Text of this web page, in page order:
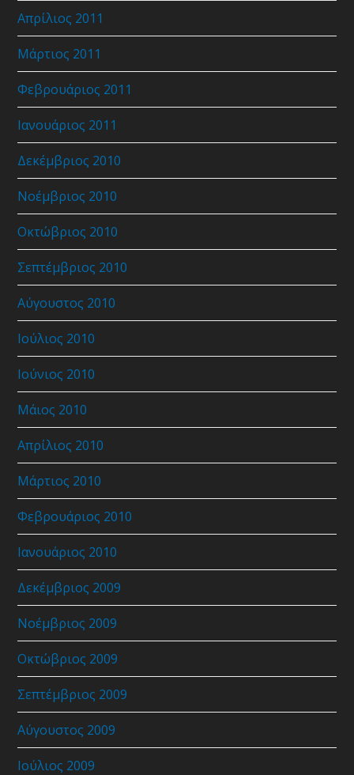
Απρίλιος 2011
Μάρτιος 2011
Φεβρουάριος 2011
Ιανουάριος 2011
Δεκέμβριος 2010
Νοέμβριος 2010
Οκτώβριος 2010
Σεπτέμβριος 2010
Αύγουστος 2010
Ιούλιος 2010
Ιούνιος 2010
Μάιος 2010
Απρίλιος 2010
Μάρτιος 2010
Φεβρουάριος 2010
Ιανουάριος 2010
Δεκέμβριος 2009
Νοέμβριος 2009
Οκτώβριος 2009
Σεπτέμβριος 2009
Αύγουστος 2009
Ιούλιος 2009